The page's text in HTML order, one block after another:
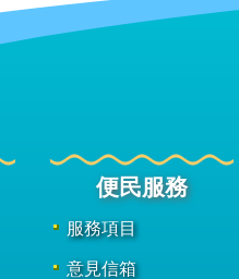
便民服務
服務項目
意見信箱